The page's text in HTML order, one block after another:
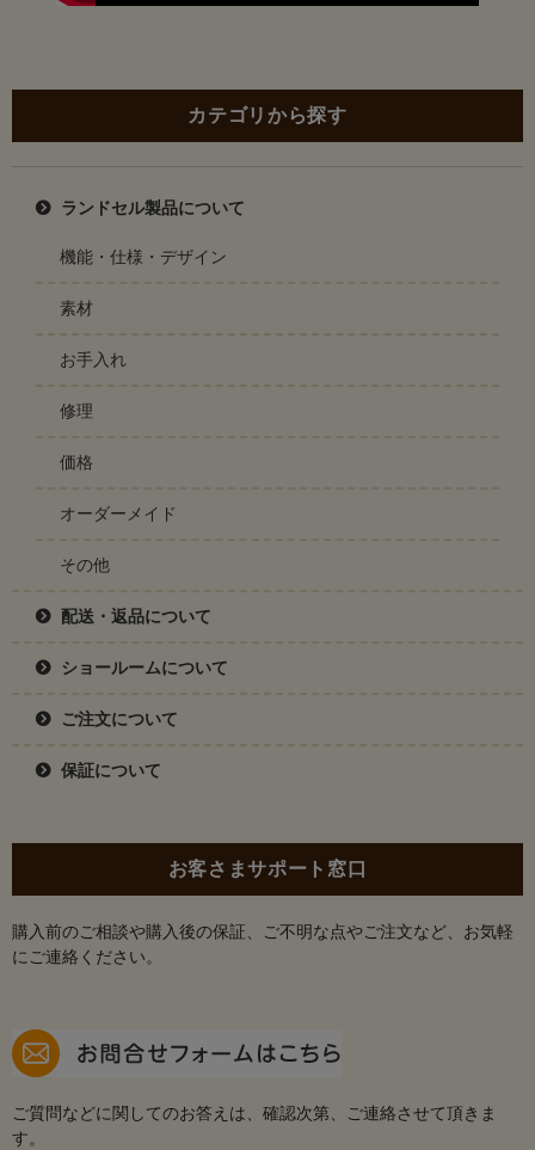
カテゴリから探す
ランドセル製品について
機能・仕様・デザイン
素材
お手入れ
修理
価格
オーダーメイド
その他
配送・返品について
ショールームについて
ご注文について
保証について
お客さまサポート窓口
購入前のご相談や購入後の保証、ご不明な点やご注文など、お気軽
にご連絡ください。
ご質問などに関してのお答えは、確認次第、ご連絡させて頂きま
す。